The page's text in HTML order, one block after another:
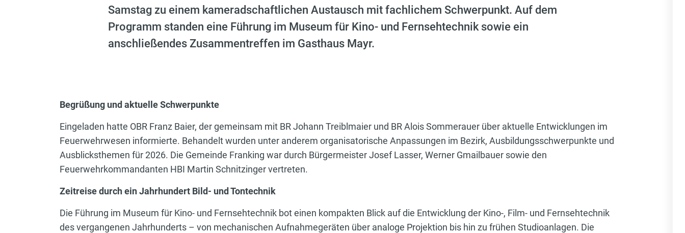
Samstag zu einem kameradschaftlichen Austausch mit fachlichem Schwerpunkt. Auf dem
Programm standen eine Führung im Museum für Kino- und Fernsehtechnik sowie ein
anschließendes Zusammentreffen im Gasthaus Mayr.
Begrüßung und aktuelle Schwerpunkte
Eingeladen hatte OBR Franz Baier, der gemeinsam mit BR Johann Treiblmaier und BR Alois Sommerauer über aktuelle Entwicklungen im
Feuerwehrwesen informierte. Behandelt wurden unter anderem organisatorische Anpassungen im Bezirk, Ausbildungsschwerpunkte und
Ausblicksthemen für 2026. Die Gemeinde Franking war durch Bürgermeister Josef Lasser, Werner Gmailbauer sowie den
Feuerwehrkommandanten HBI Martin Schnitzinger vertreten.
Zeitreise durch ein Jahrhundert Bild- und Tontechnik
Die Führung im Museum für Kino- und Fernsehtechnik bot einen kompakten Blick auf die Entwicklung der Kino-, Film- und Fernsehtechnik
des vergangenen Jahrhunderts – von mechanischen Aufnahmegeräten über analoge Projektion bis hin zu frühen Studioanlagen. Die